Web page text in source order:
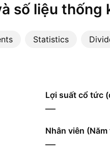
số liệu thống
Statistics
Lợi suất cổ tức
—
Nhân viên
—